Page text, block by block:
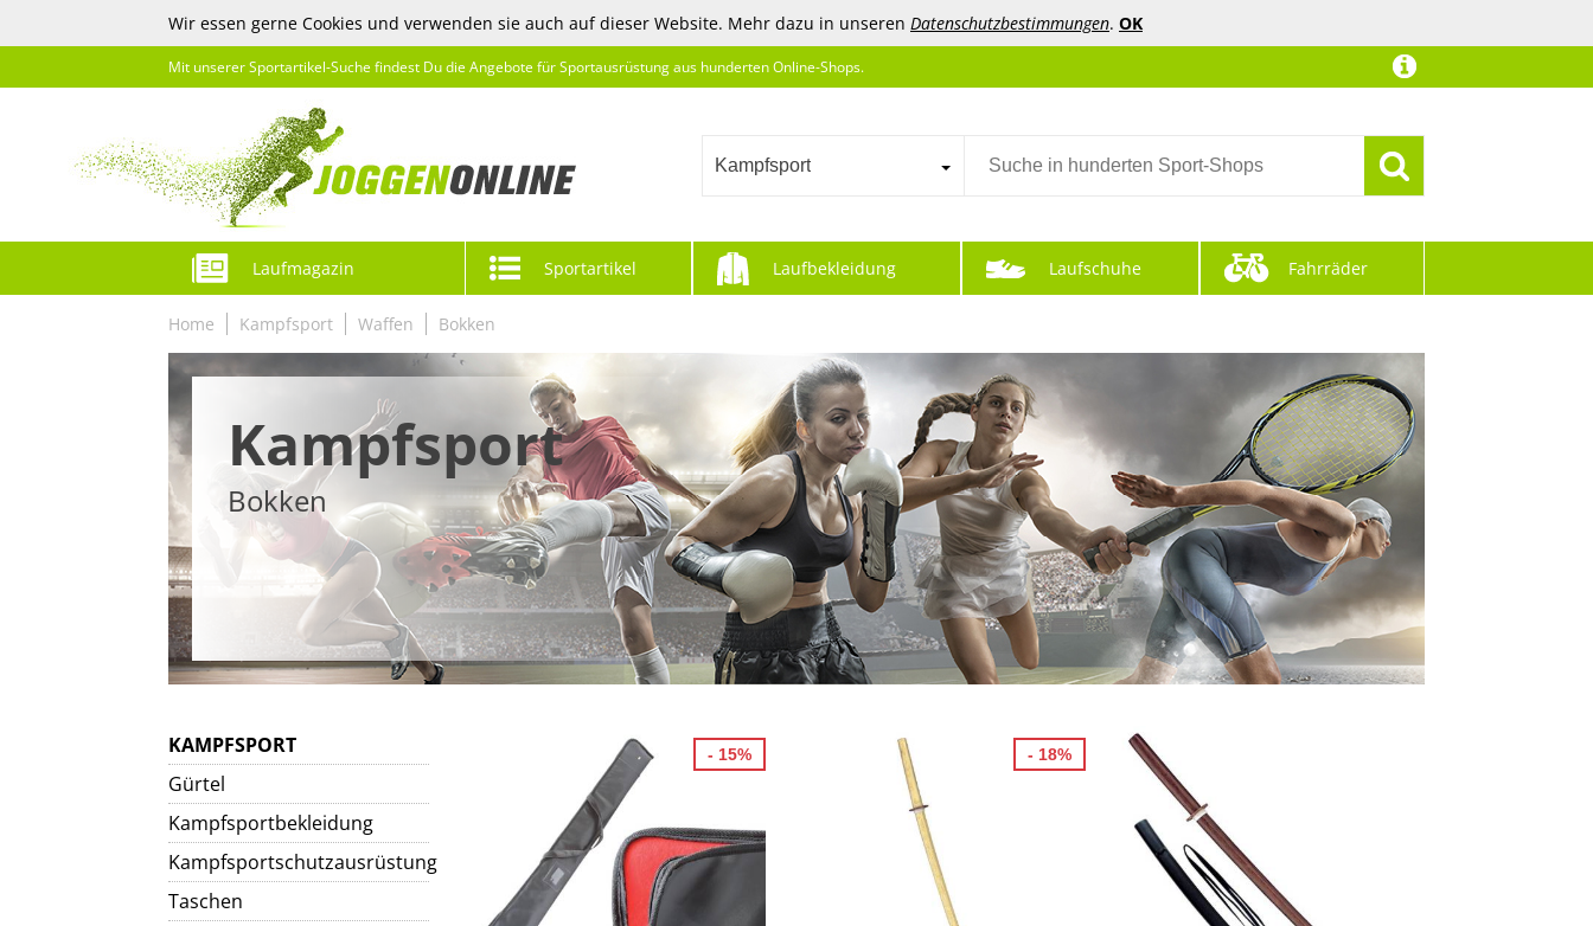
Wir essen gerne Cookies und verwenden sie auch auf dieser Website. Mehr dazu in unseren Datenschutzbestimmungen. OK
Mit unserer Sportartikel-Suche findest Du die Angebote für Sportausrüstung aus hunderten Online-Shops.
Kampfsport
Laufmagazin Sportartikel Laufbekleidung Laufschuhe Fahrräder
Home Kampfsport Waffen Bokken
Kampfsport
Bokken
KAMPFSPORT
Gürtel
Kampfsportbekleidung
Kampfsportschutzausrüstung
Taschen
- 15% - 18%